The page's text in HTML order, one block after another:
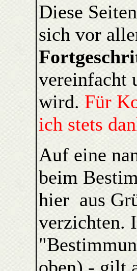
Diese
sich vor
vereinfacht
wird. Für
ich stets
Auf eine
beim
hier aus
verzichten.